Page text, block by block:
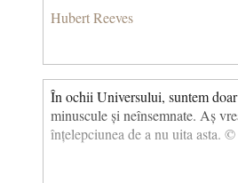
Hubert Reeves
În ochii Universului, suntem
minuscule și neînsemnate. Aș
înțelepciunea de a nu uita asta.